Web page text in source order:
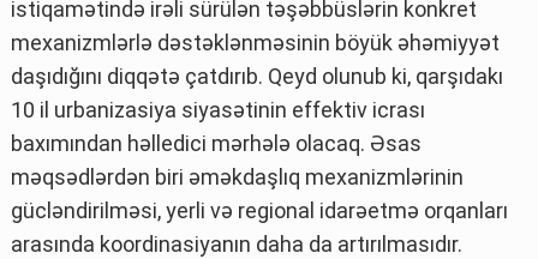
istiqamətində irəli sürülən təşəbbüslərin konkret
mexanizmlərlə dəstəklənməsinin böyük əhəmiyyət
daşıdığını diqqətə çatdırıb. Qeyd olunub ki, qarşıdakı
10 il urbanizasiya siyasətinin effektiv icrası
baxımından həlledici mərhələ olacaq. Əsas
məqsədlərdən biri əməkdaşlıq mexanizmlərinin
gücləndirilməsi, yerli və regional idarəetmə orqanları
arasında koordinasiyanın daha da artırılmasıdır.